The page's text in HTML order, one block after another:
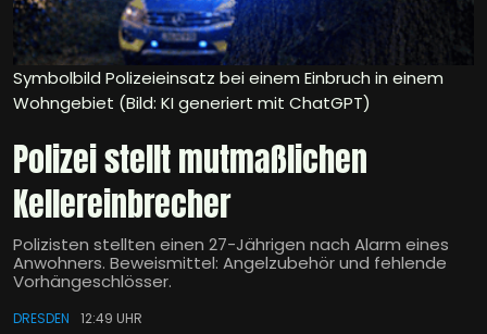
Symbolbild Polizeieinsatz bei einem Einbruch in einem
Wohngebiet (Bild: KI generiert mit ChatGPT)
Polizei stellt mutmaßlichen
Kellereinbrecher
Polizisten stellten einen 27-Jährigen nach Alarm eines
Anwohners. Beweismittel: Angelzubehör und fehlende
Vorhängeschlösser.
DRESDEN 12:49 UHR